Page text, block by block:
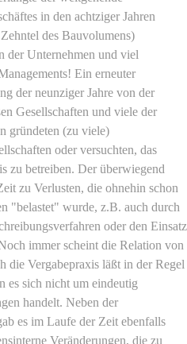
in den achtziger Jahren
des Bauvolumens)
der Unternehmen und viel
Ein erneuter
der neunziger Jahre von der
Gesellschaften und viele der
gründeten (zu viele)
oder versuchten, das
zu betreiben. Der überwiegend
zu Verlusten, die ohnehin schon
"belastet" wurde, z.B. auch durch
oder den Einsatz
immer scheint die Relation von
die Vergabepraxis läßt in der Regel
es sich nicht um eindeutig
handelt. Neben der
es im Laufe der Zeit ebenfalls
Veränderungen, die zu